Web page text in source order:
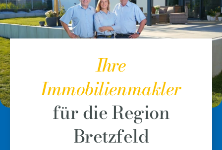
Ihre
Immobilienmakler
für die Region
Bretzfeld